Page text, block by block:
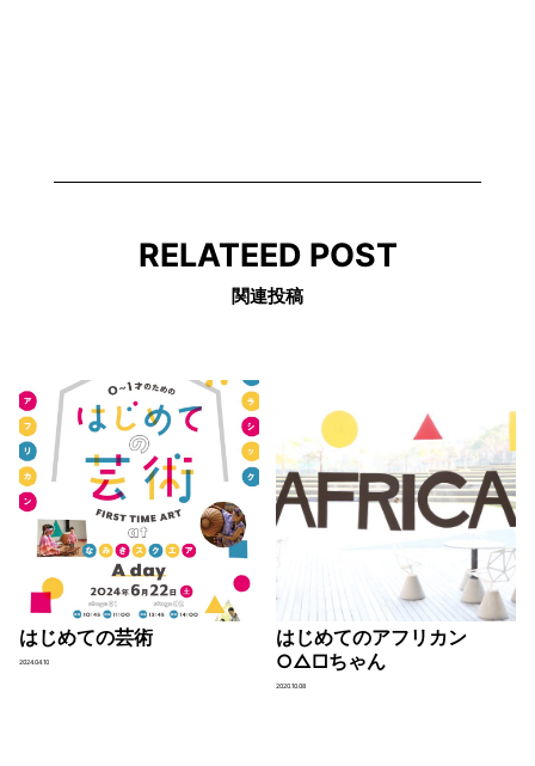
RELATEED POST
関連投稿
はじめての芸術
2024.04.10
はじめてのアフリカン
○△□ちゃん
2020.10.08